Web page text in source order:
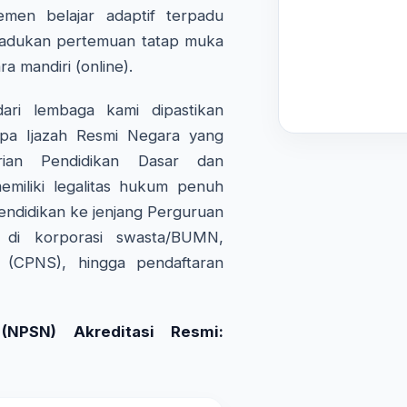
belajar adaptif terpadu
pertemuan tatap muka
mandiri (online).
lembaga kami dipastikan
Ijazah Resmi Negara yang
Pendidikan Dasar dan
legalitas hukum penuh
ke jenjang Perguruan
korporasi swasta/BUMN,
hingga pendaftaran
Akreditasi Resmi: